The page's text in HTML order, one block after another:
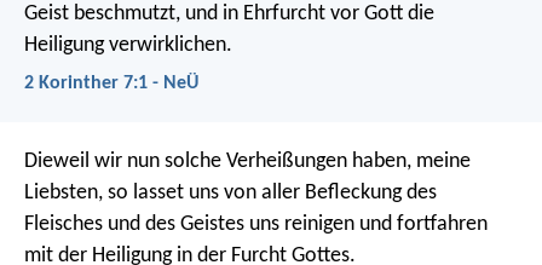
Geist beschmutzt, und in Ehrfurcht vor Gott die
Heiligung verwirklichen.
2 Korinther 7:1 - NeÜ
Dieweil wir nun solche Verheißungen haben, meine
Liebsten, so lasset uns von aller Befleckung des
Fleisches und des Geistes uns reinigen und fortfahren
mit der Heiligung in der Furcht Gottes.